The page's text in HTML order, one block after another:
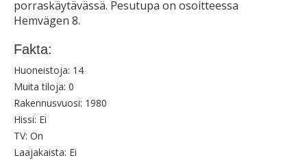
porraskäytävässä. Pesutupa on osoitteessa
Hemvägen 8.
Fakta:
Huoneistoja: 14
Muita tiloja: 0
Rakennusvuosi: 1980
Hissi: Ei
TV: On
Laajakaista: Ei